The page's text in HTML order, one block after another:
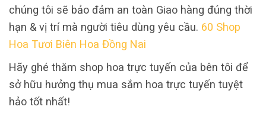
chúng tôi sẽ bảo đảm an toàn Giao hàng đúng thời
hạn & vị trí mà người tiêu dùng yêu cầu. 60 Shop
Hoa Tươi Biên Hoa Đồng Nai
Hãy ghé thăm shop hoa trực tuyến của bên tôi để
sở hữu hưởng thụ mua sắm hoa trực tuyến tuyệt
hảo tốt nhất!